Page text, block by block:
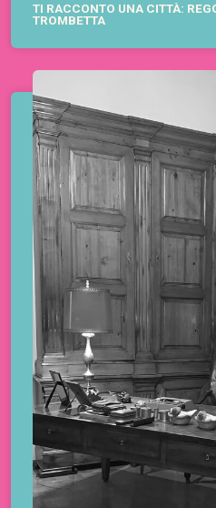
TI RACCONTO UNA CITTÀ:
TROMBETTA